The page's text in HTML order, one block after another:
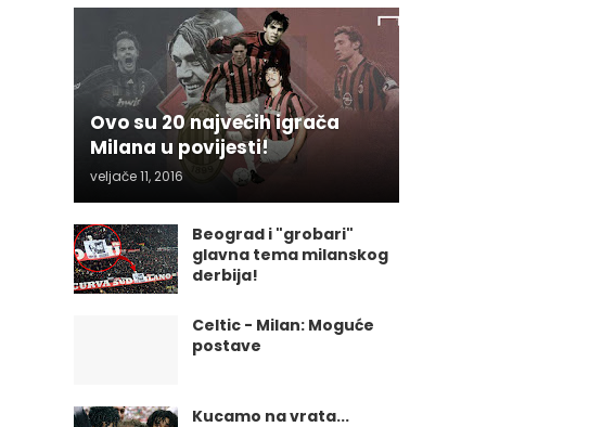
Ovo su 20 najvećih igrača
Milana u povijesti!
veljače 11, 2016
Beograd i "grobari"
glavna tema milanskog
derbija!
Celtic - Milan: Moguće
postave
Kucamo na vrata...